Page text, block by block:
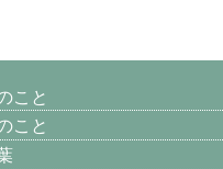
こと
こと